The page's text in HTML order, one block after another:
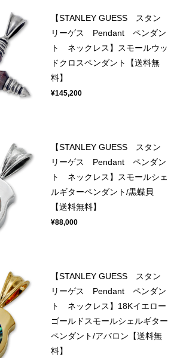
【STANLEY GUESS スタン
リーゲス Pendant ペンダン
ト ネックレス】スモールウッ
ドクロスペンダント【送料無
料】
¥145,200
【STANLEY GUESS スタン
リーゲス Pendant ペンダン
ト ネックレス】スモールシェ
ルギターペンダント/黒蝶貝
【送料無料】
¥88,000
【STANLEY GUESS スタン
リーゲス Pendant ペンダン
ト ネックレス】18Kイエロー
ゴールドスモールシェルギター
ペンダント/アバロン【送料無
料】